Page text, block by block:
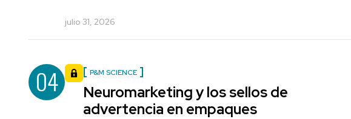
julio 31, 2026
04 P&M SCIENCE
Neuromarketing y los sellos de
advertencia en empaques